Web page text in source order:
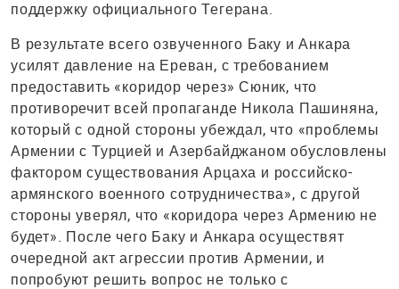
поддержку официального Тегерана.
В результате всего озвученного Баку и Анкара
усилят давление на Ереван, с требованием
предоставить «коридор через» Сюник, что
противоречит всей пропаганде Никола Пашиняна,
который с одной стороны убеждал, что «проблемы
Армении с Турцией и Азербайджаном обусловлены
фактором существования Арцаха и российско-
армянского военного сотрудничества», с другой
стороны уверял, что «коридора через Армению не
будет». После чего Баку и Анкара осуществят
очередной акт агрессии против Армении, и
попробуют решить вопрос не только с